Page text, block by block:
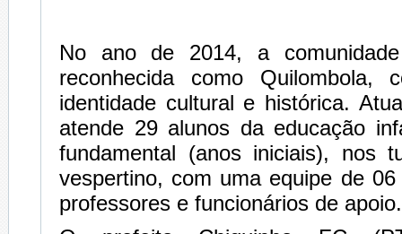
No ano de 2014, a
reconhecida como Quilombola,
identidade cultural e histórica.
atende 29 alunos da educação
fundamental (anos iniciais), nos
vespertino, com uma equipe de
professores e funcionários de apoio.